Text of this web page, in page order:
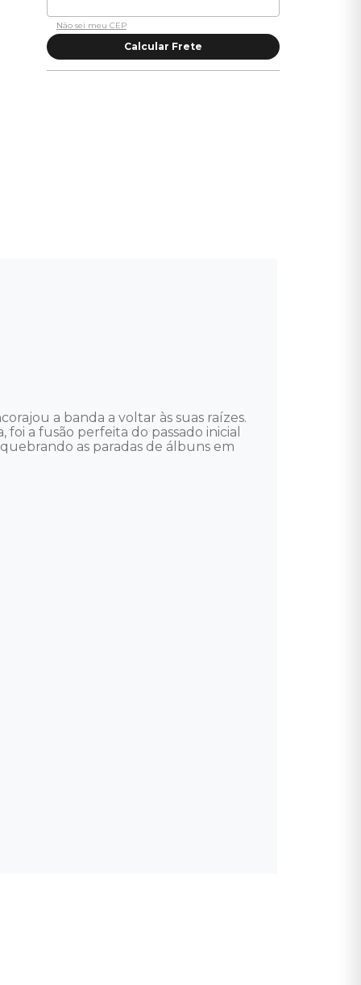
Não sei meu CEP
a banda a voltar às suas raízes.
a fusão perfeita do passado inicial
as paradas de álbuns em